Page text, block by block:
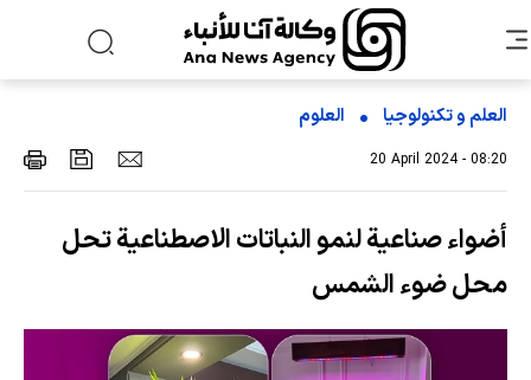
العلم و تکنولوجیا العلوم
20 April 2024 - 08:20
أضواء صناعية لنمو النباتات الاصطناعية تحل
محل ضوء الشمس